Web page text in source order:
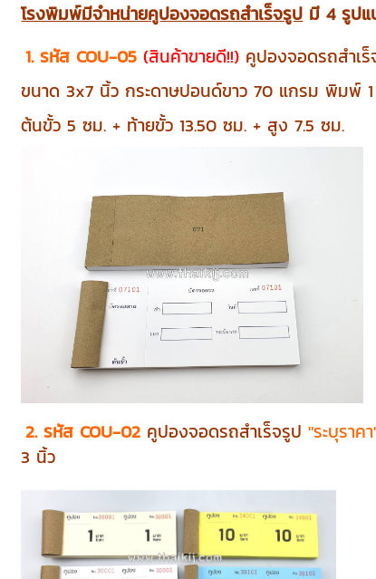
โรงพิมพ์มีจำหน่ายคูปองจอดรถสำเร็จรูป มี 4 รูป
1. รหัส COU-05 (สินค้าขายดี!!) คูปองจอดรถสำเร็
ขนาด 3x7 นิ้ว กระดาษปอนด์ขาว 70 แกรม พิมพ์ 1
ต้นขั้ว 5 ซม. + ท้ายขั้ว 13.50 ซม. + สูง 7.5 ซม.
2. รหัส COU-02 คูปองจอดรถสำเร็จรูป "ระบุราค
3 นิ้ว